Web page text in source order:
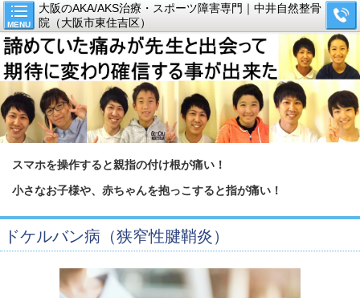
MENU
大阪のAKA/AKS治療・スポーツ障害専門｜中井自然整骨
院（大阪市東住吉区）
スマホを操作すると親指の付け根が痛い！
小さなお子様や、赤ちゃんを抱っこすると指が痛い！
ドケルバン病（狭窄性腱鞘炎）